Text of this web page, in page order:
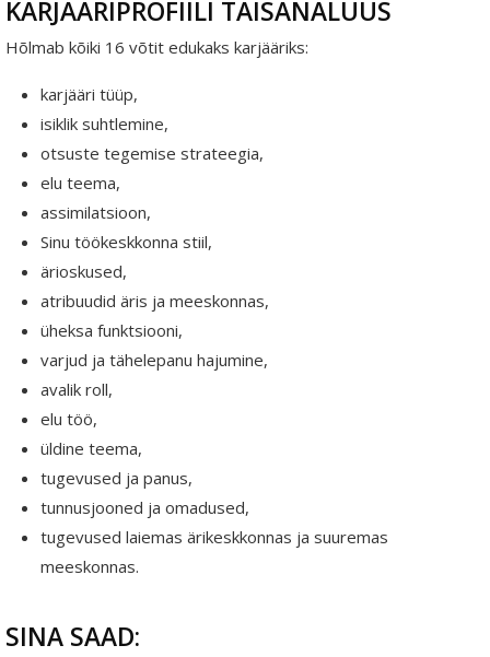
KARJÄÄRIPROFIILI TÄISANALÜÜS
Hõlmab kõiki 16 võtit edukaks karjääriks:
karjääri tüüp,
isiklik suhtlemine,
otsuste tegemise strateegia,
elu teema,
assimilatsioon,
Sinu töökeskkonna stiil,
ärioskused,
atribuudid äris ja meeskonnas,
üheksa funktsiooni,
varjud ja tähelepanu hajumine,
avalik roll,
elu töö,
üldine teema,
tugevused ja panus,
tunnusjooned ja omadused,
tugevused laiemas ärikeskkonnas ja suuremas
meeskonnas.
SINA SAAD: